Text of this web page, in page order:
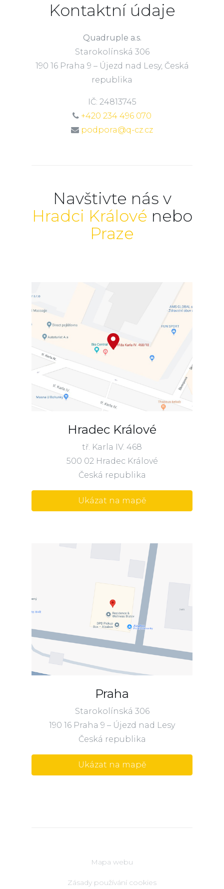
Kontaktní údaje
Quadruple a.s.
Starokolínská 306
190 16 Praha 9 – Újezd nad Lesy, Česká
republika
IČ: 24813745
+420 234 496 070
podpora@q-cz.cz
Navštivte nás v
Hradci Králové nebo
Praze
Hradec Králové
tř. Karla IV. 468
500 02 Hradec Králové
Česká republika
Ukázat na mapě
Praha
Starokolínská 306
190 16 Praha 9 – Újezd nad Lesy
Česká republika
Ukázat na mapě
Mapa webu
Zásady používání cookies